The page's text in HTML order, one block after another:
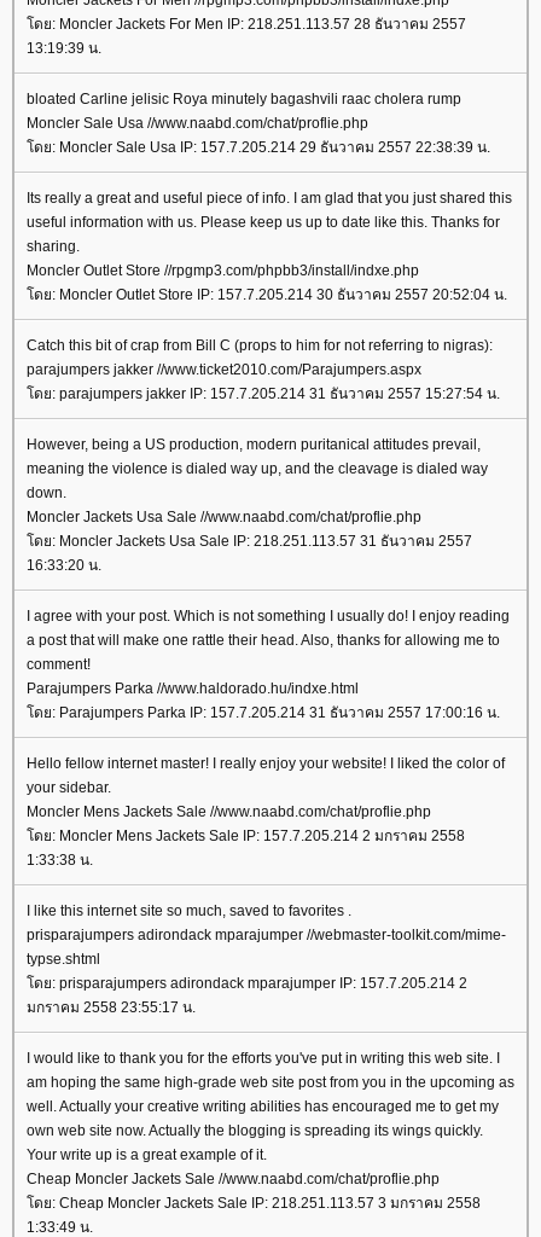
ดย: Moncler Jackets For Men IP: 218.251.113.57 28 ธันวาคม 2557
13:19:39 น.
bloated Carline jelisic Roya minutely bagashvili raac cholera rump
Moncler Sale Usa //www.naabd.com/chat/proflie.php
ดย: Moncler Sale Usa IP: 157.7.205.214 29 ธันวาคม 2557 22:38:39 น.
Its really a great and useful piece of info. I am glad that you just shared this
useful information with us. Please keep us up to date like this. Thanks for
sharing.
Moncler Outlet Store //rpgmp3.com/phpbb3/install/indxe.php
ดย: Moncler Outlet Store IP: 157.7.205.214 30 ธันวาคม 2557 20:52:04 น.
Catch this bit of crap from Bill C (props to him for not referring to nigras):
parajumpers jakker //www.ticket2010.com/Parajumpers.aspx
ดย: parajumpers jakker IP: 157.7.205.214 31 ธันวาคม 2557 15:27:54 น.
However, being a US production, modern puritanical attitudes prevail,
meaning the violence is dialed way up, and the cleavage is dialed way
down.
Moncler Jackets Usa Sale //www.naabd.com/chat/proflie.php
ดย: Moncler Jackets Usa Sale IP: 218.251.113.57 31 ธันวาคม 2557
16:33:20 น.
I agree with your post. Which is not something I usually do! I enjoy reading
a post that will make one rattle their head. Also, thanks for allowing me to
comment!
Parajumpers Parka //www.haldorado.hu/indxe.html
ดย: Parajumpers Parka IP: 157.7.205.214 31 ธันวาคม 2557 17:00:16 น.
Hello fellow internet master! I really enjoy your website! I liked the color of
your sidebar.
Moncler Mens Jackets Sale //www.naabd.com/chat/proflie.php
ดย: Moncler Mens Jackets Sale IP: 157.7.205.214 2 มกราคม 2558
1:33:38 น.
I like this internet site so much, saved to favorites .
prisparajumpers adirondack mparajumper //webmaster-toolkit.com/mime-
typse.shtml
ดย: prisparajumpers adirondack mparajumper IP: 157.7.205.214 2
มกราคม 2558 23:55:17 น.
I would like to thank you for the efforts you've put in writing this web site. I
am hoping the same high-grade web site post from you in the upcoming as
well. Actually your creative writing abilities has encouraged me to get my
own web site now. Actually the blogging is spreading its wings quickly.
Your write up is a great example of it.
Cheap Moncler Jackets Sale //www.naabd.com/chat/proflie.php
ดย: Cheap Moncler Jackets Sale IP: 218.251.113.57 3 มกราคม 2558
1:33:49 น.